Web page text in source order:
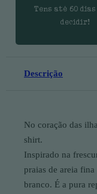
Tens até 60
decidir!
Descrição
No coração das
shirt.
Inspirado na
praias de areia fina
branco. É a pura